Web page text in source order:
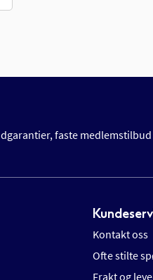
faste medlemstilbud
Kontakt oss
Ofte stilte
Frakt og